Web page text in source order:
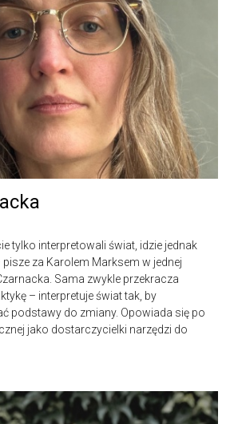
tylko interpretowali świat, idzie jednak
pisze za Karolem Marksem w jednej
Sama zwykle przekracza
– interpretuje świat tak, by
podstawy do zmiany. Opowiada się po
jako dostarczycielki narzędzi do